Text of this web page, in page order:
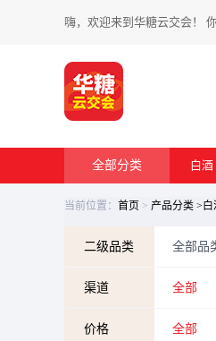
嗨，欢迎来到华糖云交会！
全部分类 白酒
当前位置： 首页 > 产品分类 >白
二级品类 全部品
渠道 全部
价格 全部